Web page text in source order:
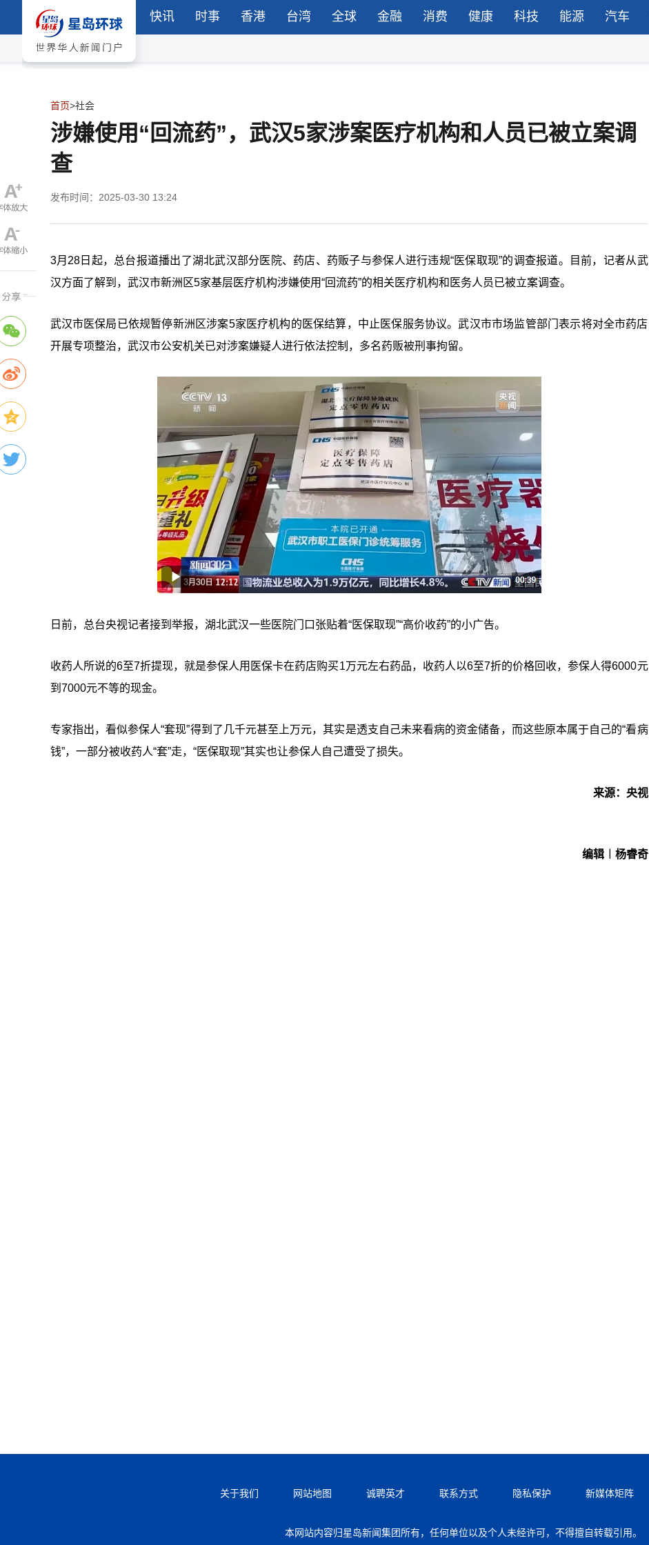
快讯 时事 香港 台湾 全球 金融 消费 健康 科技 能源 汽车
首页>社会
涉嫌使用“回流药”，武汉5家涉案医疗机构和人员已被立案调
查
发布时间：2025-03-30 13:24
3月28日起，总台报道播出了湖北武汉部分医院、药店、药贩子与参保人进行违规“医保取现”的调查报道。目前，记者从武
汉方面了解到，武汉市新洲区5家基层医疗机构涉嫌使用“回流药”的相关医疗机构和医务人员已被立案调查。
武汉市医保局已依规暂停新洲区涉案5家医疗机构的医保结算，中止医保服务协议。武汉市市场监管部门表示将对全市药店
开展专项整治，武汉市公安机关已对涉案嫌疑人进行依法控制，多名药贩被刑事拘留。
日前，总台央视记者接到举报，湖北武汉一些医院门口张贴着“医保取现”“高价收药”的小广告。
收药人所说的6至7折提现，就是参保人用医保卡在药店购买1万元左右药品，收药人以6至7折的价格回收，参保人得6000元
到7000元不等的现金。
专家指出，看似参保人“套现”得到了几千元甚至上万元，其实是透支自己未来看病的资金储备，而这些原本属于自己的“看病
钱”，一部分被收药人“套”走，“医保取现”其实也让参保人自己遭受了损失。
来源：央视
编辑︱杨睿奇
关于我们 网站地图 诚聘英才 联系方式 隐私保护 新媒体矩阵
本网站内容归星岛新闻集团所有，任何单位以及个人未经许可，不得擅自转载引用。